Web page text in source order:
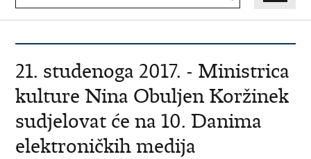
21. studenoga 2017. - Ministrica
kulture Nina Obuljen Koržinek
sudjelovat će na 10. Danima
elektroničkih medija